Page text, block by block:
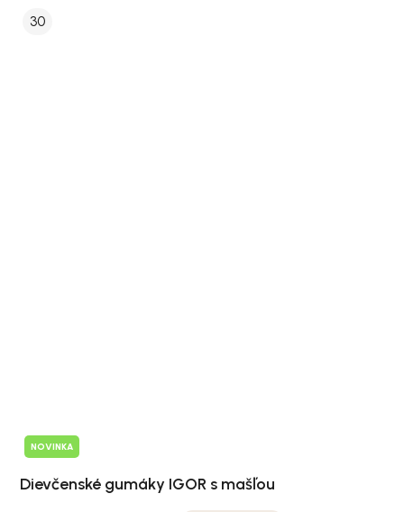
30
NOVINKA
Dievčenské gumáky IGOR s mašľou